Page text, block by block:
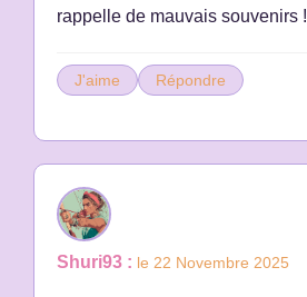
rappelle de mauvais souvenirs !
J'aime Répondre
Shuri93 : le 22 Novembre 2025